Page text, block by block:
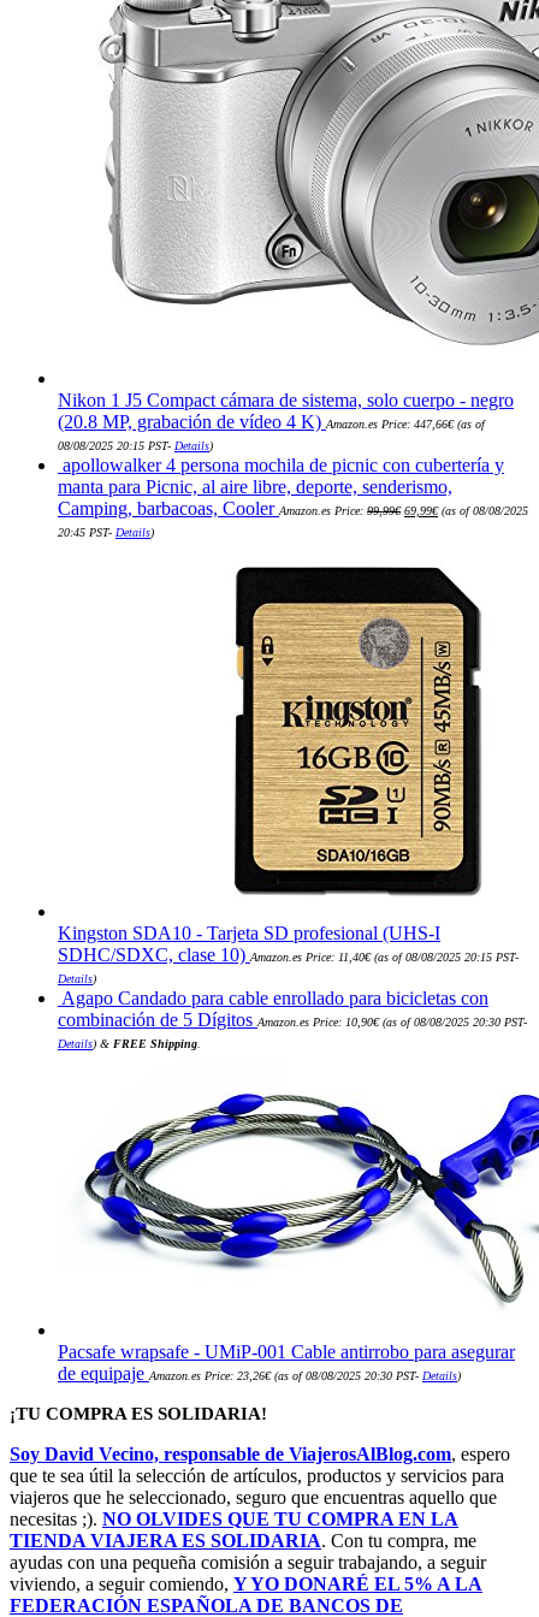
Nikon 1 J5 Compact cámara de sistema, solo cuerpo - negro
(20.8 MP, grabación de vídeo 4 K) Amazon.es Price: 447,66€(as of
08/08/2025 20:15 PST- Details)
apollowalker 4 persona mochila de picnic con cubertería y
manta para Picnic, al aire libre, deporte, senderismo,
Camping, barbacoas, Cooler Amazon.es Price: 99,99€ precio
69,99€precio
(as of 08/08/2025
20:45 PST- Details)
Kingston SDA10 - Tarjeta SD profesional (UHS-I
SDHC/SDXC, clase 10) Amazon.es Price: 11,40€(as of 08/08/2025 20:15 PST-
Details)
Agapo Candado para cable enrollado para bicicletas con
combinación de 5 Dígitos Amazon.es Price: 10,90€(as of 08/08/2025 20:30 PST-
Details) & FREE Shipping
Pacsafe wrapsafe - UMiP-001 Cable antirrobo para asegurar
de equipaje Amazon.es Price: 23,26€(as of 08/08/2025 20:30 PST- Details)
¡TU COMPRA ES SOLIDARIA!
Soy David Vecino, responsable de ViajerosAlBlog.com, espero
que te sea útil la selección de artículos, productos y servicios para
viajeros que he seleccionado, seguro que encuentras aquello que
necesitas ;). NO OLVIDES QUE TU COMPRA EN LA
TIENDA VIAJERA ES SOLIDARIA. Con tu compra, me
ayudas con una pequeña comisión a seguir trabajando, a seguir
viviendo, a seguir comiendo, Y YO DONARÉ EL 5% A LA
FEDERACIÓN ESPAÑOLA DE BANCOS DE